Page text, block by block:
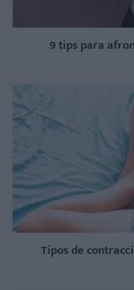
9 tips para
Tipos de